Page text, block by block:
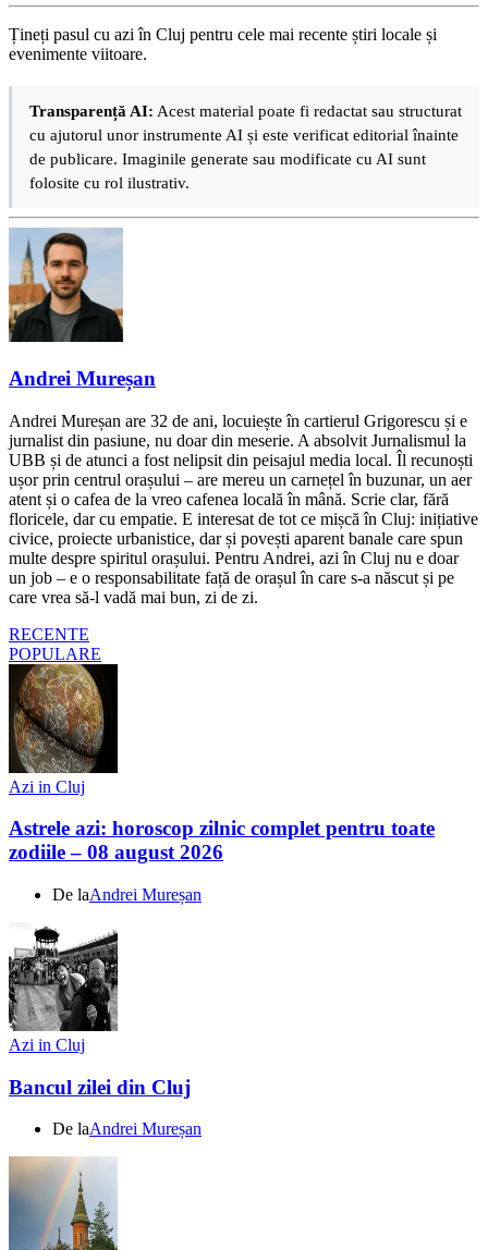
Țineți pasul cu azi în Cluj pentru cele mai recente știri locale și
evenimente viitoare.
Transparență AI: Acest material poate fi redactat sau structurat
cu ajutorul unor instrumente AI și este verificat editorial înainte
de publicare. Imaginile generate sau modificate cu AI sunt
folosite cu rol ilustrativ.
Andrei Mureșan
Andrei Mureșan are 32 de ani, locuiește în cartierul Grigorescu și e
jurnalist din pasiune, nu doar din meserie. A absolvit Jurnalismul la
UBB și de atunci a fost nelipsit din peisajul media local. Îl recunoști
ușor prin centrul orașului – are mereu un carnețel în buzunar, un aer
atent și o cafea de la vreo cafenea locală în mână. Scrie clar, fără
floricele, dar cu empatie. E interesat de tot ce mișcă în Cluj: inițiative
civice, proiecte urbanistice, dar și povești aparent banale care spun
multe despre spiritul orașului. Pentru Andrei, azi în Cluj nu e doar
un job – e o responsabilitate față de orașul în care s-a născut și pe
care vrea să-l vadă mai bun, zi de zi.
RECENTE
POPULARE
Azi in Cluj
Astrele azi: horoscop zilnic complet pentru toate
zodiile – 08 august 2026
De laAndrei Mureșan
Azi in Cluj
Bancul zilei din Cluj
De laAndrei Mureșan